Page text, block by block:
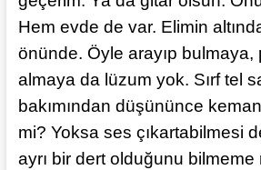
Hem evde de var. Elimin
önünde. Öyle arayıp bulmaya,
almaya da lüzum yok. Sırf tel
bakımından düşününce
mi? Yoksa ses çıkartabilmesi
ayrı bir dert olduğunu